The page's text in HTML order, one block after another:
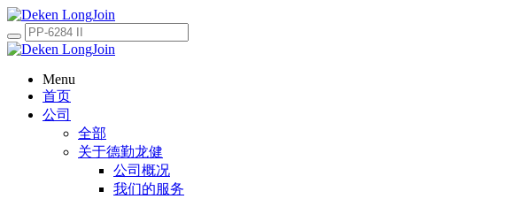
Menu
首页
公司
全部
关于德勤龙健
公司概况
我们的服务